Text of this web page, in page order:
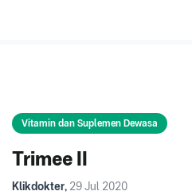
Vitamin dan Suplemen Dewasa
Trimee II
Klikdokter, 29 Jul 2020